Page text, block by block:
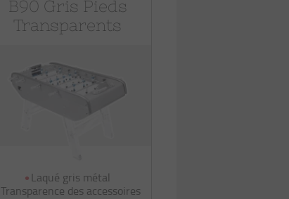
B90 Gris Pieds
Transparents
Laqué gris métal
Transparence des accessoires